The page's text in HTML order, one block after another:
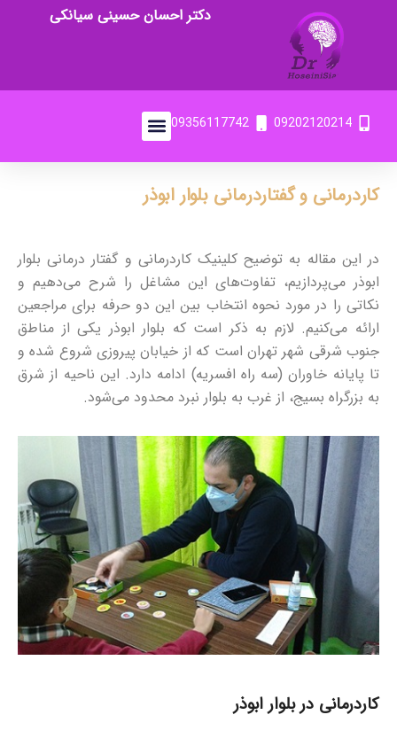
دکتر احسان حسینی سیانکی
09202120214
09356117742
کاردرمانی و گفتاردرمانی بلوار ابوذر
در این مقاله به توضیح کلینیک کاردرمانی و گفتار درمانی بلوار
ابوذر می‌پردازیم، تفاوت‌های این مشاغل را شرح می‌دهیم و
نکاتی را در مورد نحوه انتخاب بین این دو حرفه برای مراجعین
ارائه می‌کنیم. لازم به ذکر است که بلوار ابوذر یکی از مناطق
جنوب شرقی شهر تهران است که از خیابان پیروزی شروع شده و
تا پایانه خاوران (سه راه افسریه) ادامه دارد. این ناحیه از شرق
به بزرگراه بسیج، از غرب به بلوار نبرد محدود می‌شود.
کاردرمانی در بلوار ابوذر